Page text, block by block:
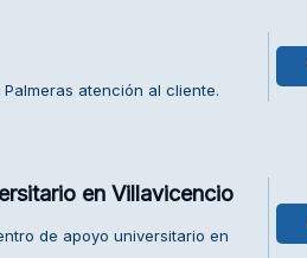
atención al cliente.
en Villavicencio
de apoyo universitario en